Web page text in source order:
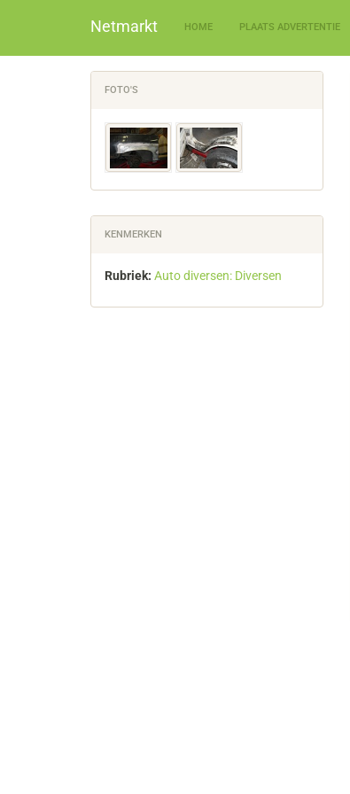
Netmarkt HOME PLAATS ADVERTENTIE
FOTO'S
KENMERKEN
Rubriek: Auto diversen: Diversen